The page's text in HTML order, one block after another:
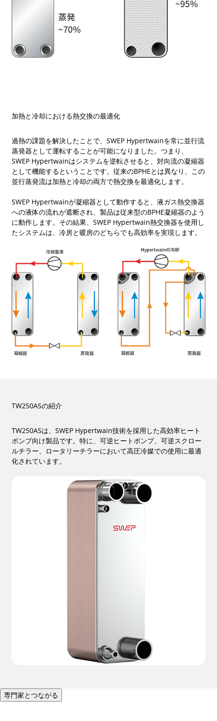
加熱と冷却における熱交換の最適化
過熱の課題を解決したことで、SWEP Hypertwainを常に並行流
蒸発器として運転することが可能になりました。つまり、
SWEP Hypertwainはシステムを逆転させると、対向流の凝縮器
として機能するということです。従来のBPHEとは異なり、この
並行蒸発流は加熱と冷却の両方で熱交換を最適化します。
SWEP Hypertwainが凝縮器として動作すると、液ガス熱交換器
への液体の流れが遮断され、製品は従来型のBPHE凝縮器のよう
に動作します。その結果、SWEP Hypertwain熱交換器を使用し
たシステムは、冷房と暖房のどちらでも高効率を実現します。
TW250ASの紹介
TW250ASは、SWEP Hypertwain技術を採用した高効率ヒート
ポンプ向け製品です。特に、可逆ヒートポンプ、可逆スクロー
ルチラー、ロータリーチラーにおいて高圧冷媒での使用に最適
化されています。
専門家とつながる